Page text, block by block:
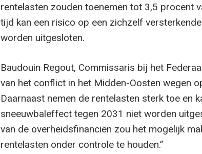
rentelasten zouden toenemen tot 3,5 procent
tijd kan een risico op een zichzelf
worden uitgesloten.
Baudouin Regout, Commissaris bij het
van het conflict in het Midden-Oosten wegen
Daarnaast nemen de rentelasten sterk toe en
sneeuwbaleffect tegen 2031 niet worden
van de overheidsfinanciën zou het mogelijk
rentelasten onder controle te houden.”